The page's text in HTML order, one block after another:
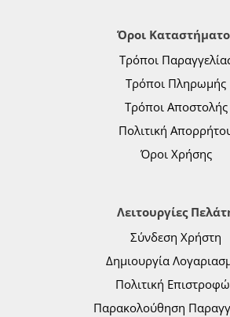
Όροι
Τρόποι
Τρόποι Πληρωμής
Τρόποι Αποστολής
Πολιτική
Όροι Χρήσης
Λειτουργίες
Σύνδεση Χρήστη
Δημιουργία
Πολιτική
Παρακολούθηση